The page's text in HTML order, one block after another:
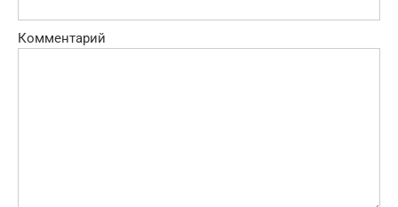
Комментарий